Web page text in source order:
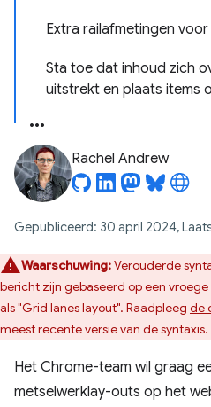
Extra railafmetingen
Sta toe dat inhoud zich
uitstrekt en plaats items
Rachel Andrew
Gepubliceerd: 30 april 2024,
Waarschuwing:Verouderde
bericht zijn gebaseerd op een
als "Grid lanes layout". Raadpleeg de
meest recente versie van de syntaxis.
Het Chrome-team wil graag
metselwerklay-outs op het